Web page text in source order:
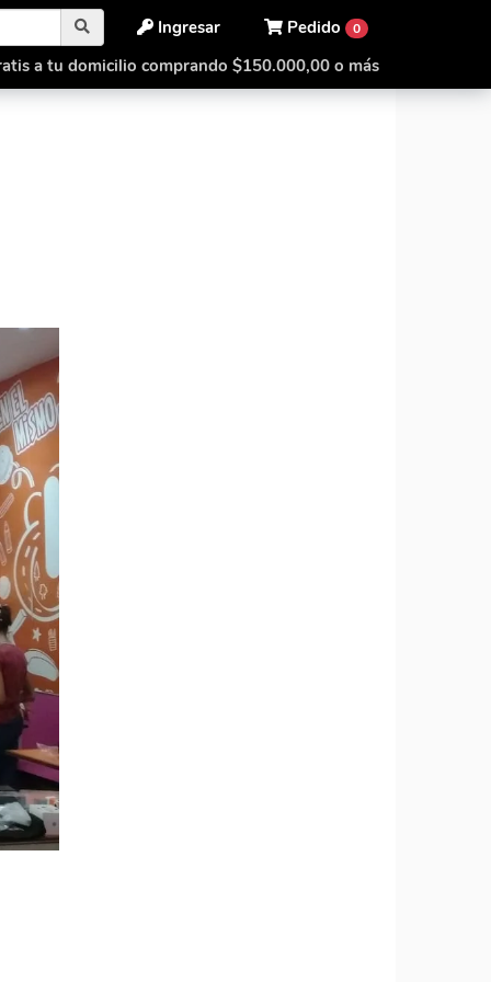
Pedido 0
Ingresar
a tu domicilio comprando $150.000,00 o más